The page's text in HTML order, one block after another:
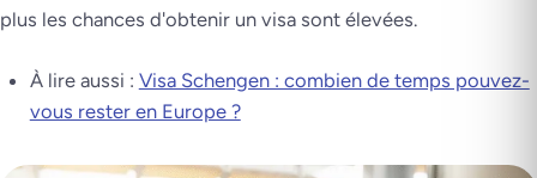
plus les chances d'obtenir un visa sont élevées.
À lire aussi : Visa Schengen : combien de temps pouvez-
vous rester en Europe ?